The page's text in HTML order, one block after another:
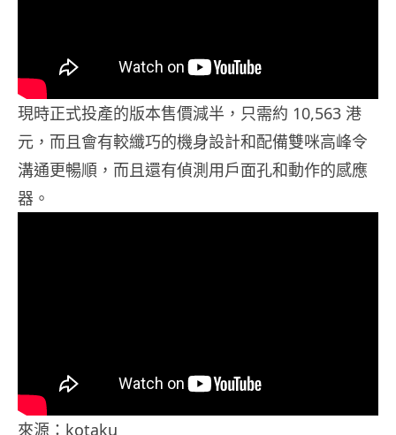
現時正式投產的版本售價減半，只需約 10,563 港
元，而且會有較纖巧的機身設計和配備雙咪高峰令
溝通更暢順，而且還有偵測用戶面孔和動作的感應
器。
來源：kotaku